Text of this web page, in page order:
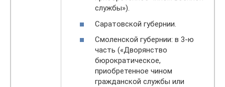
службы»).
Саратовской губернии.
Смоленской губернии: в 3-ю
часть («Дворянство
бюрократическое,
приобретенное чином
гражданской службы или